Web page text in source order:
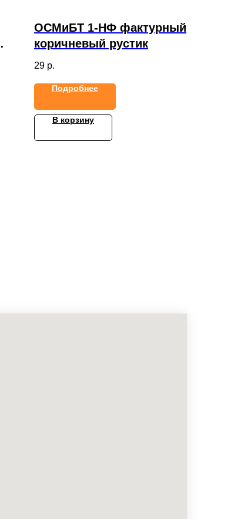
ОСМиБТ 1-НФ фактурный
коричневый рустик
29 р.
Подробнее
В корзину